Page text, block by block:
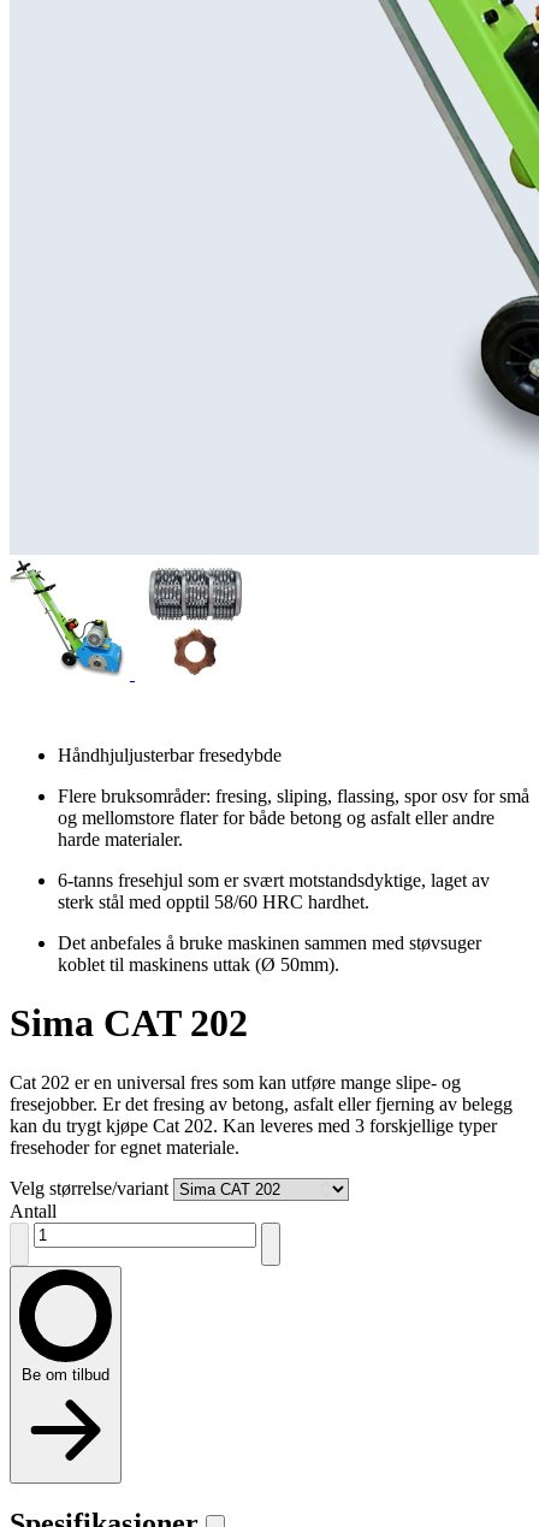
Håndhjuljusterbar fresedybde
Flere bruksområder: fresing, sliping, flassing, spor osv for små
og mellomstore flater for både betong og asfalt eller andre
harde materialer.
6-tanns fresehjul som er svært motstandsdyktige, laget av
sterk stål med opptil 58/60 HRC hardhet.
​Det anbefales å bruke maskinen sammen med støvsuger
koblet til maskinens uttak (Ø 50mm).
Sima CAT 202
Cat 202 er en universal fres som kan utføre mange slipe- og
fresejobber. Er det fresing av betong, asfalt eller fjerning av belegg
kan du trygt kjøpe Cat 202. Kan leveres med 3 forskjellige typer
fresehoder for egnet materiale.
Velg størrelse/variant
Antall
Be om tilbud